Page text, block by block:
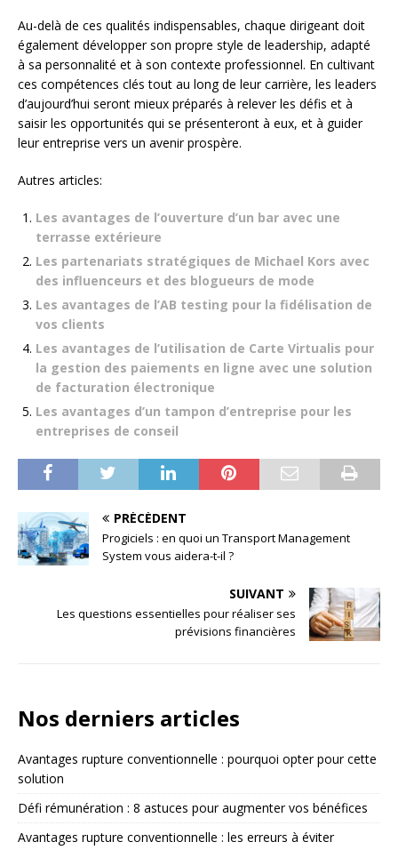
Au-delà de ces qualités indispensables, chaque dirigeant doit
également développer son propre style de leadership, adapté
à sa personnalité et à son contexte professionnel. En cultivant
ces compétences clés tout au long de leur carrière, les leaders
d’aujourd’hui seront mieux préparés à relever les défis et à
saisir les opportunités qui se présenteront à eux, et à guider
leur entreprise vers un avenir prospère.
Autres articles:
Les avantages de l’ouverture d’un bar avec une
terrasse extérieure
Les partenariats stratégiques de Michael Kors avec
des influenceurs et des blogueurs de mode
Les avantages de l’AB testing pour la fidélisation de
vos clients
Les avantages de l’utilisation de Carte Virtualis pour
la gestion des paiements en ligne avec une solution
de facturation électronique
Les avantages d’un tampon d’entreprise pour les
entreprises de conseil
PRÉCÉDENT
Progiciels : en quoi un Transport Management
System vous aidera-t-il ?
SUIVANT
Les questions essentielles pour réaliser ses
prévisions financières
Nos derniers articles
Avantages rupture conventionnelle : pourquoi opter pour cette
solution
Défi rémunération : 8 astuces pour augmenter vos bénéfices
Avantages rupture conventionnelle : les erreurs à éviter